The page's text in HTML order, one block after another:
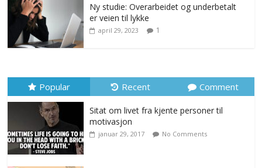
Ny studie: Overarbeidet og underbetalt
er veien til lykke
april 29, 2023 1
Popular Recent Comment
Sitat om livet fra kjente personer til
motivasjon
januar 29, 2017 No Comments